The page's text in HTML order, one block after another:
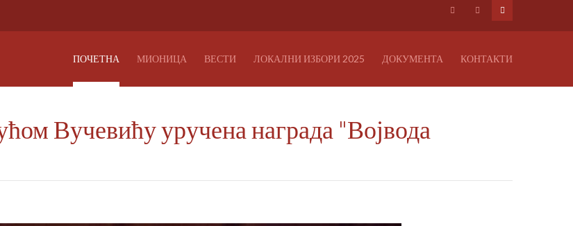
ПОЧЕТНА МИОНИЦА ВЕСТИ ЛОКАЛНИ ИЗБОРИ 2025 ДОКУМЕНТА КОНТАКТИ
Вучевићу уручена награда "Војвода